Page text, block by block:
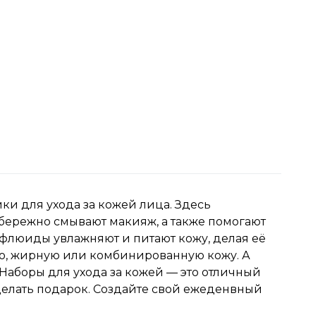
для ухода за кожей лица. Здесь
смывают макияж, а также помогают
увлажняют и питают кожу, делая её
жирную или комбинированную кожу. А
для ухода за кожей — это отличный
подарок. Создайте свой ежеденвный